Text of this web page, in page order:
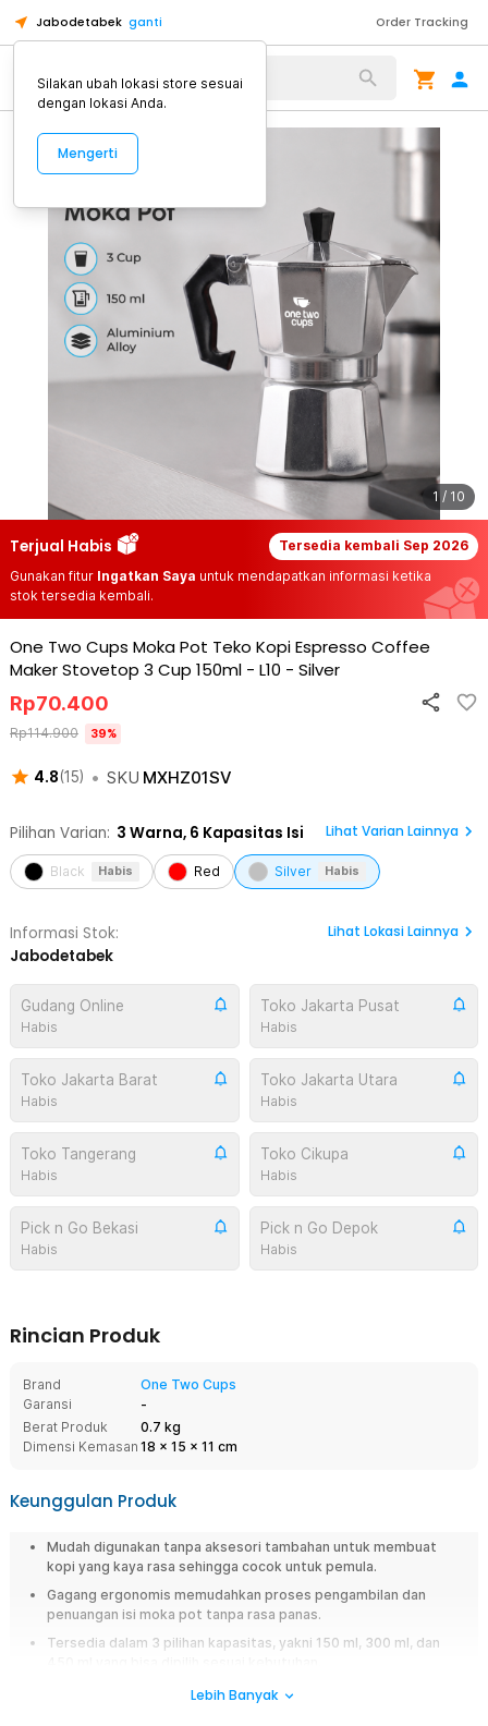
Jabodetabek ganti Order Tracking
Alat Kopi
1 / 10
Terjual Habis Tersedia kembali Sep 2026
Gunakan fitur Ingatkan Saya untuk mendapatkan informasi ketika
stok tersedia kembali.
One Two Cups Moka Pot Teko Kopi Espresso Coffee
Maker Stovetop 3 Cup 150ml - L10 - Silver
4.8(15) • SKU MXHZ01SV
Rp70.400
Rp114.900 39%
Pilihan Varian: 3 Warna, 6 Kapasitas Isi Lihat Varian Lainnya
Black Habis Red Silver Habis
Informasi Stok:
Jabodetabek
Lihat Lokasi Lainnya
Gudang Online
Habis
Toko Jakarta Pusat
Habis
Toko Jakarta Barat
Habis
Toko Jakarta Utara
Habis
Toko Tangerang
Habis
Toko Cikupa
Habis
Pick n Go Bekasi
Habis
Pick n Go Depok
Habis
Rincian Produk
Brand
One Two Cups
Garansi
-
Berat Produk
0.7 kg
Dimensi Kemasan 18 x 15 x 11 cm
Keunggulan Produk
Mudah digunakan tanpa aksesori tambahan untuk membuat
kopi yang kaya rasa sehingga cocok untuk pemula.
Gagang ergonomis memudahkan proses pengambilan dan
penuangan isi moka pot tanpa rasa panas.
Tersedia dalam 3 pilihan kapasitas, yakni 150 ml, 300 ml, dan
Mudah dibersihkan dengan air mengalir dan tidak meninggalkan
Lebih Banyak
Silakan ubah lokasi store sesuai
dengan lokasi Anda.
Mengerti